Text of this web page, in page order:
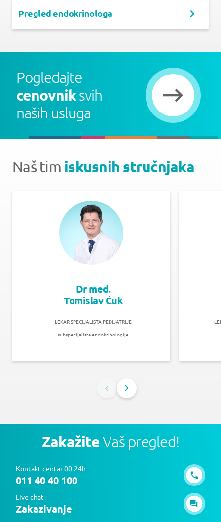
Pregled endokrinologa
Pogledajte
cenovniksvih
naših usluga
Naš tim iskusnih stručnjaka
Dr med.
Tomislav Ćuk
LEKAR SPECIJALISTA PEDIJATRIJE
subspecijalista endokrinologije
ZakažiteVaš pregled!
Kontakt centar 00-24h
011 40 40 100
Live chat
Zakazivanje